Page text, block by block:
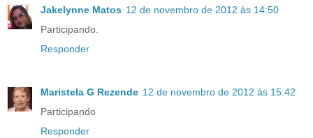
Jakelynne Matos 12 de novembro de 2012 às 14:50
Participando.
Responder
Maristela G Rezende 12 de novembro de 2012 às 15:42
Participando
Responder